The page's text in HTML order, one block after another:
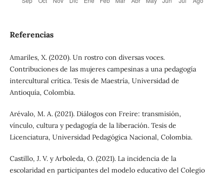
Referencias
Amariles, X. (2020). Un rostro con diversas voces.
Contribuciones de las mujeres campesinas a una pedagogía
intercultural crítica. Tesis de Maestría, Universidad de
Antioquía, Colombia.
Arévalo, M. A. (2021). Diálogos con Freire: transmisión,
vínculo, cultura y pedagogía de la liberación. Tesis de
Licenciatura, Universidad Pedagógica Nacional, Colombia.
Castillo, J. V. y Arboleda, O. (2021). La incidencia de la
escolaridad en participantes del modelo educativo del Colegio